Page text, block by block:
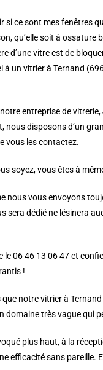
si ce sont mes fenêtres
qu’elle soit à ossature
d’une vitre est de
à un vitrier à Ternand
entreprise de
nous disposons d’un
vous les contactez.
soyez, vous êtes à
nous vous envoyons
sera dédié ne lésinera
le 06 46 13 06 47 et
!
notre vitrier à
domaine très vague qui
plus haut, à la
efficacité sans pareille.